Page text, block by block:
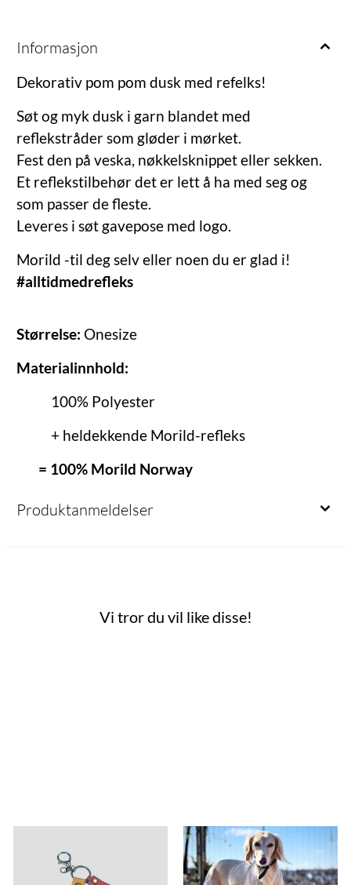
Informasjon
Dekorativ pom pom dusk med refelks!
Søt og myk dusk i garn blandet med
reflekstråder som gløder i mørket.
Fest den på veska, nøkkelsknippet eller sekken.
Et reflekstilbehør det er lett å ha med seg og
som passer de fleste.
Leveres i søt gavepose med logo.
Morild -til deg selv eller noen du er glad i!
#alltidmedrefleks
Størrelse: Onesize
Materialinnhold:
100% Polyester
+ heldekkende Morild-refleks
= 100% Morild Norway
Produktanmeldelser
Vi tror du vil like disse!